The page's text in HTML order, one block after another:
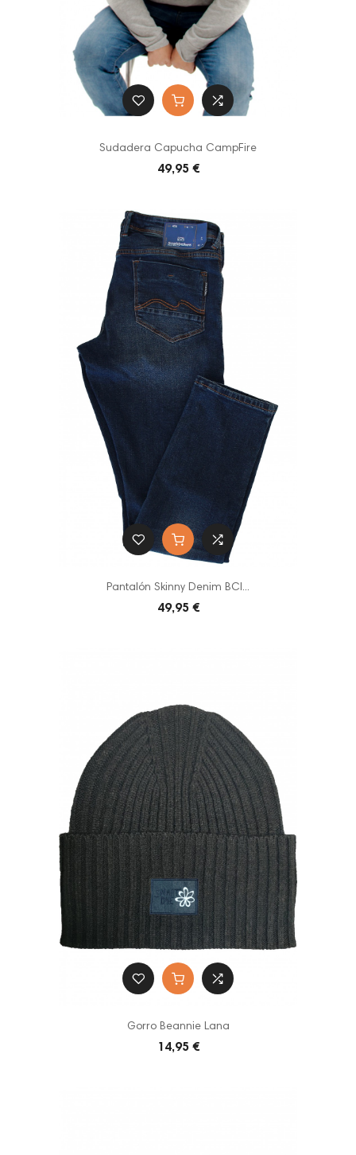
Sudadera Capucha CampFire
49,95 €
Pantalón Skinny Denim BCI...
49,95 €
Gorro Beannie Lana
14,95 €